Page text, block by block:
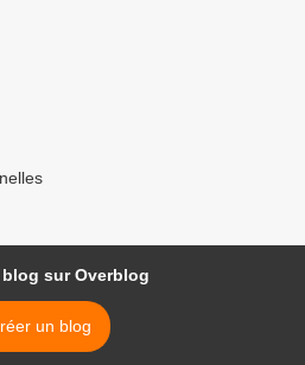
blog sur Overblog
un blog